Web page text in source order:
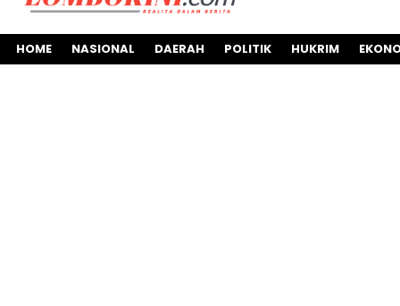
HOME NASIONAL DAERAH POLITIK HUKRIM